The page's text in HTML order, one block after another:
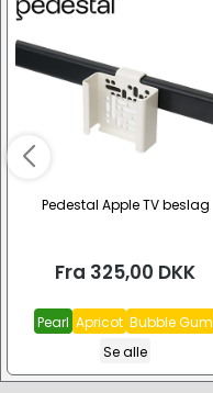
Pedestal Apple TV beslag
Fra 325,00 DKK
Pearl Apricot Bubble Gum
Se alle